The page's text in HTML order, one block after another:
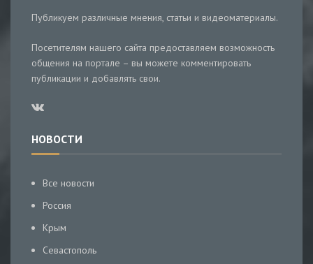
Публикуем различные мнения, статьи и видеоматериалы.
Посетителям нашего сайта предоставляем возможность
общения на портале – вы можете комментировать
публикации и добавлять свои.
НОВОСТИ
Все новости
Россия
Крым
Севастополь